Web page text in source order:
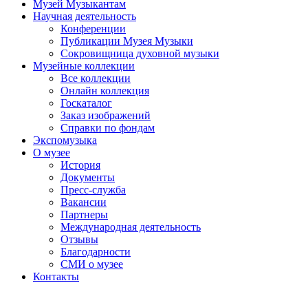
Музей Музыкантам
Научная деятельность
Конференции
Публикации Музея Музыки
Сокровищница духовной музыки
Музейные коллекции
Все коллекции
Онлайн коллекция
Госкаталог
Заказ изображений
Справки по фондам
Экспомузыка
О музее
История
Документы
Пресс-служба
Вакансии
Партнеры
Международная деятельность
Отзывы
Благодарности
СМИ о музее
Контакты